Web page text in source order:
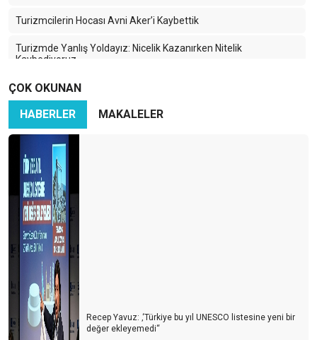
Turizmcilerin Hocası Avni Aker’i Kaybettik
Turizmde Yanlış Yoldayız: Nicelik Kazanırken Nitelik
Kaybediyoruz
Karadeniz’in Sessiz Güzelliği: Turizmin Yükselen Yıldızı Ama
Hangi Bedelle?
İran-İsrail Savaşı Turizmi Vurdu: Türk Turizmi Tehlikede mi?
Azerbaycan Turizme Göz Kırpıyor
Türkiye’nin En Büyük Rakibi: Yine Türkiye
Turizmcinin Bitmeyen Çilesi: Bir Kriz Biter, Yenisi Başlar!
Turizm Sektörü Nereye Gidiyor?
Turizmci İkilem içinde
2024 Yılı Turizm Değerlendirmesi ve 2025 Beklentileri
Antalya Turizm Fuarı: Türk Turizminin Yükselen Değeri
ÇOK OKUNAN
HABERLER
MAKALELER
Recep Yavuz: ‚‘Türkiye bu yıl UNESCO listesine yeni bir
değer ekleyemedi‘‘